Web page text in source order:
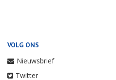
VOLG ONS
Nieuwsbrief
Twitter